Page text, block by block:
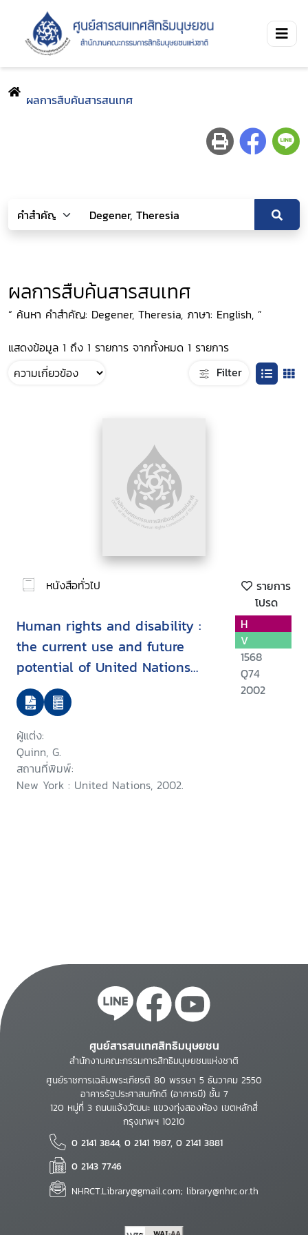
ผลการสืบค้นสารสนเทศ
ผลการสืบค้นสารสนเทศ
“ ค้นหา คำสำคัญ: Degener, Theresia, ภาษา: English, ”
แสดงข้อมูล 1 ถึง 1 รายการ จากทั้งหมด 1 รายการ
Filter
หนังสือทั่วไป
รายการ
โปรด
Human rights and disability :
the current use and future
potential of United Nations
human rights instruments inthe
context of disability
ผู้แต่ง:
Quinn, G.
สถานที่พิมพ์:
New York : United Nations, 2002.
H
V
1568
Q74
2002
ศูนย์สารสนเทศสิทธิมนุษยชน
สำนักงานคณะกรรมการสิทธิมนุษยชนแห่งชาติ
ศูนย์ราชการเฉลิมพระเกียรติ 80 พรรษา 5 ธันวาคม 2550
อาคารรัฐประศาสนภักดี (อาคารบี) ชั้น 7
120 หมู่ที่ 3 ถนนแจ้งวัฒนะ แขวงทุ่งสองห้อง เขตหลักสี่
กรุงเทพฯ 10210
0 2141 3844, 0 2141 1987, 0 2141 3881
0 2143 7746
NHRCT.Library@gmail.com; library@nhrc.or.th